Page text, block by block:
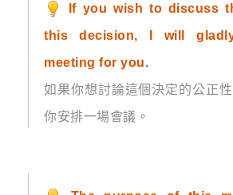
If you wish to discuss
this decision, I will
meeting for you.
如果你想討論這個決定的公正
你安排一場會議。